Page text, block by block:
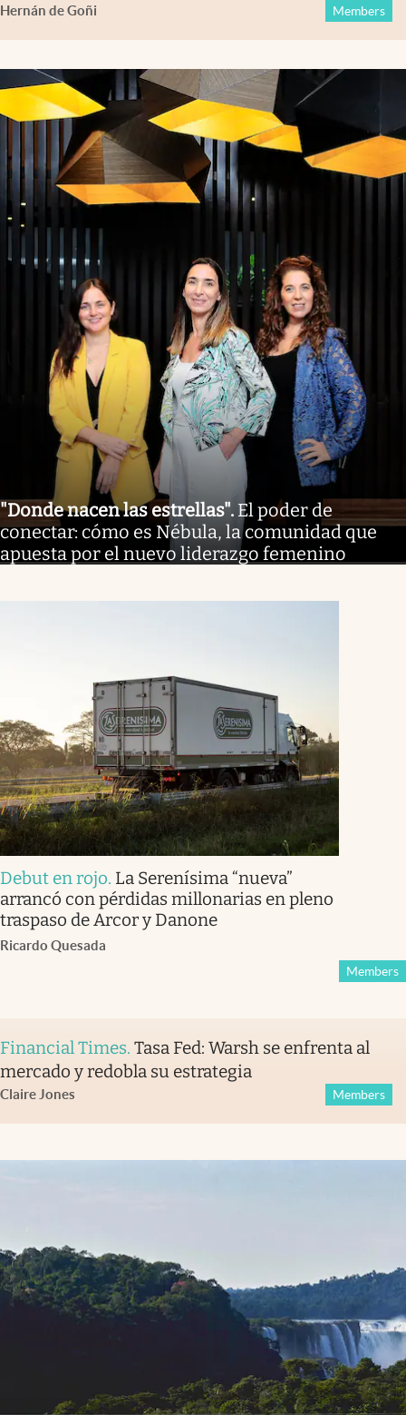
Hernán de Goñi Members
"Donde nacen las estrellas". El poder de
conectar: cómo es Nébula, la comunidad que
apuesta por el nuevo liderazgo femenino
Debut en rojo. La Serenísima “nueva”
arrancó con pérdidas millonarias en pleno
traspaso de Arcor y Danone
Ricardo Quesada
Members
Financial Times. Tasa Fed: Warsh se enfrenta al
mercado y redobla su estrategia
Claire Jones Members